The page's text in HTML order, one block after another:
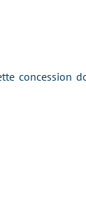
concession